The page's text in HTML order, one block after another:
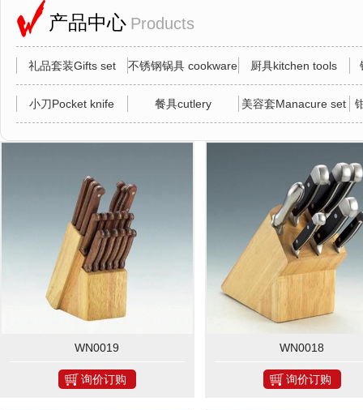
产品中心 Products
礼品套装Gifts set 不锈钢锅具 cookware 厨具kitchen tools
小刀Pocket knife 餐具cutlery 美容套Manacure set
WN0019
询价订购
WN0018
询价订购